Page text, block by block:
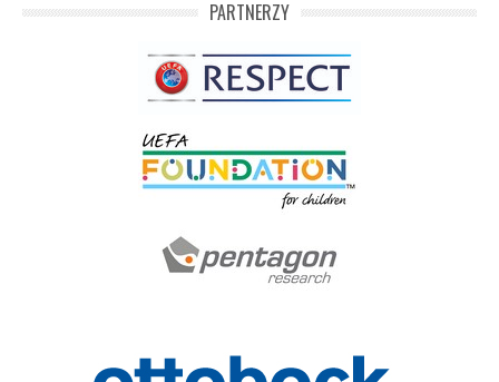
PARTNERZY